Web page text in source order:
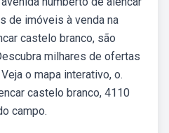
de imóveis à venda na
castelo branco, são
milhares de ofertas
o mapa interativo, o.
castelo branco, 4110
campo.